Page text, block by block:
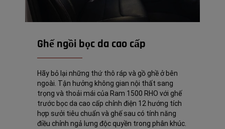
Ghế ngồi bọc da cao cấp
Hãy bỏ lại những thứ thô ráp và gồ ghề ở bên
ngoài. Tận hưởng không gian nội thất sang
trọng và thoải mái của Ram 1500 RHO với ghế
trước bọc da cao cấp chỉnh điện 12 hướng tích
hợp sưởi tiêu chuẩn và ghế sau có tính năng
điều chỉnh ngả lưng độc quyền trong phân khúc.